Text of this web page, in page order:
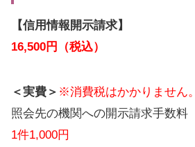
【信用情報開示請求】
16,500円（税込）
＜実費＞ ※消費税はかかりません。
照会先の機関への開示請求手数料
1件1,000円